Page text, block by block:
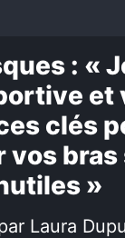
: «
et
clés
vos bras
»
Laura